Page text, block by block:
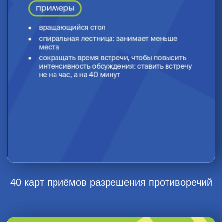
Изобретатель и писатель-фантаст
Исследовал более 40 тысяч